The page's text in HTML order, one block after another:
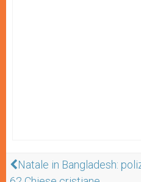
Natale in Bangladesh: